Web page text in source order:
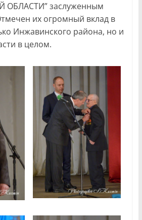
ОБЛАСТИ” заслуженным
их огромный вклад в
Инжавинского района, но и
в целом.